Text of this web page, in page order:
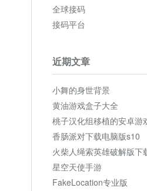
全球接码
接码平台
近期文章
小舞的身世背景
黄油游戏盒子大全
桃子汉化组移植的安卓游
香肠派对下载电脑版s10
火柴人绳索英雄破解版下
星空天使手游
FakeLocation专业版